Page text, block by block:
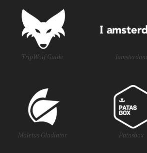
TripWolf Guide Iamsterdam
Maletas Gladiator Patasbox